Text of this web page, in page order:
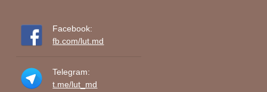
Facebook:
fb.com/lut.md
Telegram:
t.me/lut_md